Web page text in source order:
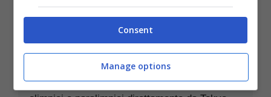
Airbnb propone esperienze interattive con atleti
Consent
Manage options